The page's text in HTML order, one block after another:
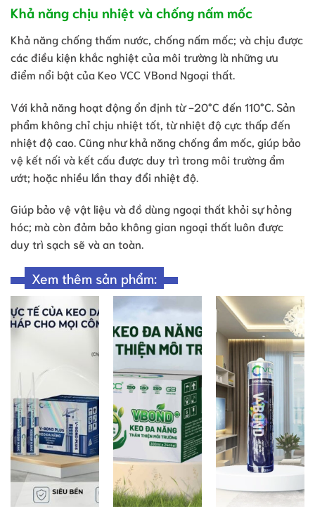
Khả năng chịu nhiệt và chống nấm mốc
Khả năng chống thấm nước, chống nấm mốc; và chịu được
các điều kiện khắc nghiệt của môi trường là những ưu
điểm nổi bật của Keo VCC VBond Ngoại thất.
Với khả năng hoạt động ổn định từ -20°C đến 110°C. Sản
phẩm không chỉ chịu nhiệt tốt, từ nhiệt độ cực thấp đến
nhiệt độ cao. Cũng như khả năng chống ẩm mốc, giúp bảo
vệ kết nối và kết cấu được duy trì trong môi trường ẩm
ướt; hoặc nhiều lần thay đổi nhiệt độ.
Giúp bảo vệ vật liệu và đồ dùng ngoại thất khỏi sự hỏng
hóc; mà còn đảm bảo không gian ngoại thất luôn được
duy trì sạch sẽ và an toàn.
Xem thêm sản phẩm: